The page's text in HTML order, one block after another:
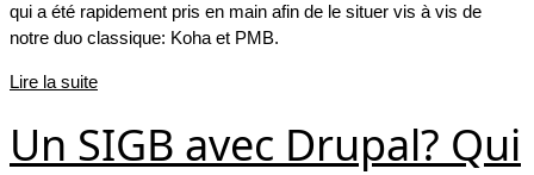
qui a été rapidement pris en main afin de le situer vis à vis de
notre duo classique: Koha et PMB.
Lire la suite
Un SIGB avec Drupal? Qui